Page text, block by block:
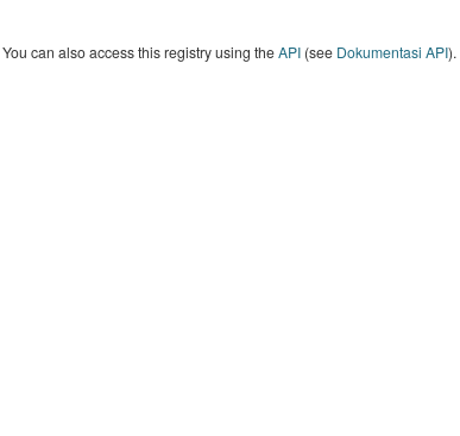
You can also access this registry using theAPI(see Dokumentasi API).